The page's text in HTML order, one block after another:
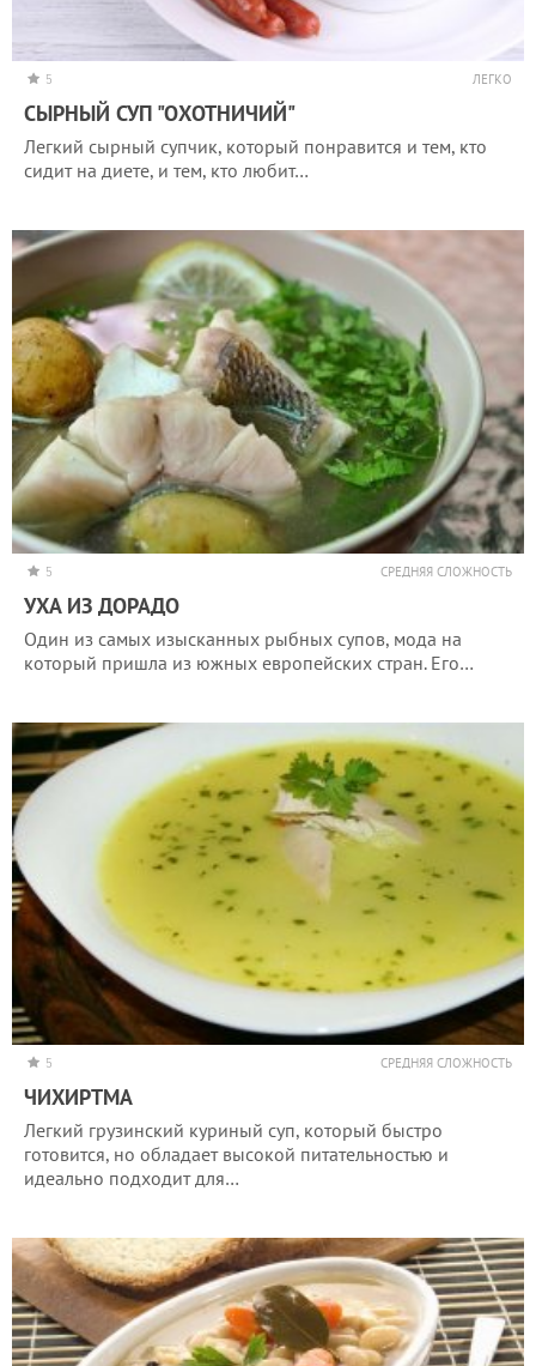
5 ЛЕГКО
СЫРНЫЙ СУП "ОХОТНИЧИЙ"
Легкий сырный супчик, который понравится и тем, кто
сидит на диете, и тем, кто любит…
5 СРЕДНЯЯ СЛОЖНОСТЬ
УХА ИЗ ДОРАДО
Один из самых изысканных рыбных супов, мода на
который пришла из южных европейских стран. Его…
5 СРЕДНЯЯ СЛОЖНОСТЬ
ЧИХИРТМА
Легкий грузинский куриный суп, который быстро
готовится, но обладает высокой питательностью и
идеально подходит для…